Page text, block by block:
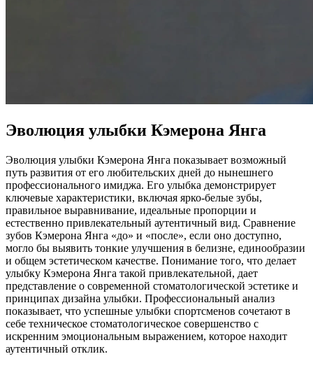
Эволюция улыбки Кэмерона Янга
Эволюция улыбки Кэмерона Янга показывает возможный
путь развития от его любительских дней до нынешнего
профессионального имиджа. Его улыбка демонстрирует
ключевые характеристики, включая ярко-белые зубы,
правильное выравнивание, идеальные пропорции и
естественно привлекательный аутентичный вид. Сравнение
зубов Кэмерона Янга «до» и «после», если оно доступно,
могло бы выявить тонкие улучшения в белизне, единообразии
и общем эстетическом качестве. Понимание того, что делает
улыбку Кэмерона Янга такой привлекательной, дает
представление о современной стоматологической эстетике и
принципах дизайна улыбки. Профессиональный анализ
показывает, что успешные улыбки спортсменов сочетают в
себе техническое стоматологическое совершенство с
искренним эмоциональным выражением, которое находит
аутентичный отклик.